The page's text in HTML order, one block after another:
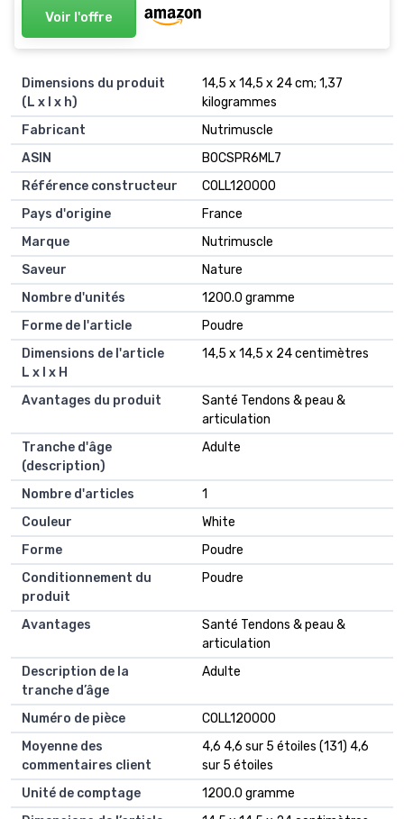
Voir l'offre
Dimensions du produit
(L x l x h)
14,5 x 14,5 x 24 cm; 1,37
kilogrammes
Fabricant
Nutrimuscle
ASIN
B0CSPR6ML7
Référence constructeur
COLL120000
Pays d'origine
France
Marque
Nutrimuscle
Saveur
Nature
Nombre d'unités
1200.0 gramme
Forme de l'article
Poudre
Dimensions de l'article
L x l x H
14,5 x 14,5 x 24 centimètres
Avantages du produit
Santé Tendons & peau &
articulation
Tranche d'âge
(description)
Adulte
Nombre d'articles
1
Couleur
White
Forme
Poudre
Conditionnement du
produit
Poudre
Avantages
Santé Tendons & peau &
articulation
Description de la
tranche d’âge
Adulte
Numéro de pièce
COLL120000
Moyenne des
commentaires client
4,6 4,6 sur 5 étoiles (131) 4,6
sur 5 étoiles
Unité de comptage
1200.0 gramme